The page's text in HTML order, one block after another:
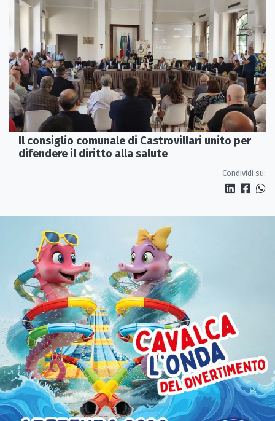
Il consiglio comunale di Castrovillari unito per
difendere il diritto alla salute
Condividi su: